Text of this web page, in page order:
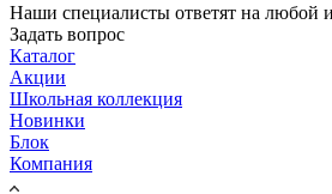
Наши специалисты ответят на любой
Задать вопрос
Каталог
Акции
Школьная коллекция
Новинки
Блок
Компания